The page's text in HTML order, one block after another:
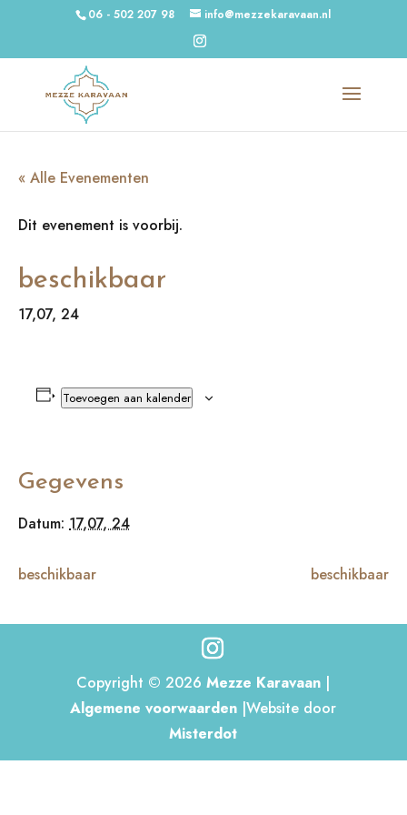
06 - 502 207 98 info@mezzekaravaan.nl
« Alle Evenementen
Dit evenement is voorbij.
beschikbaar
17,07, 24
Toevoegen aan kalender
Gegevens
Datum: 17,07, 24
beschikbaar beschikbaar
Copyright © 2026Mezze Karavaan |
Algemene voorwaarden |Website door
Misterdot